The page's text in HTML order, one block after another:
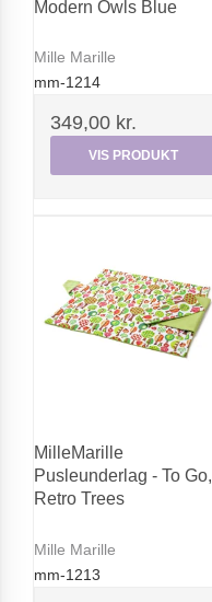
Modern Owls Blue
Mille Marille
mm-1214
349,00 kr.
VIS PRODUKT
MilleMarille
Pusleunderlag - To Go,
Retro Trees
Mille Marille
mm-1213